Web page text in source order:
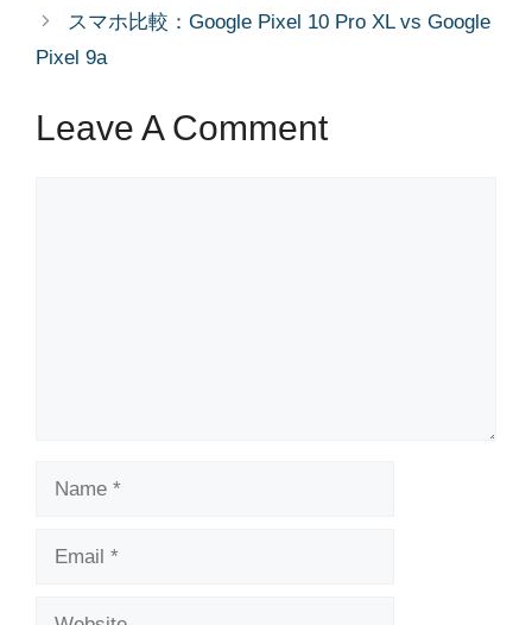
スマホ比較：Google Pixel 10 Pro XL vs Google
Pixel 9a
Leave A Comment